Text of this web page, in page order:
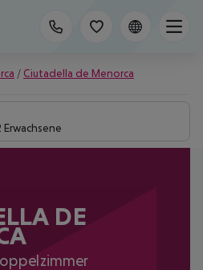
/ Ciutadella de Menorca
Erwachsene
DE